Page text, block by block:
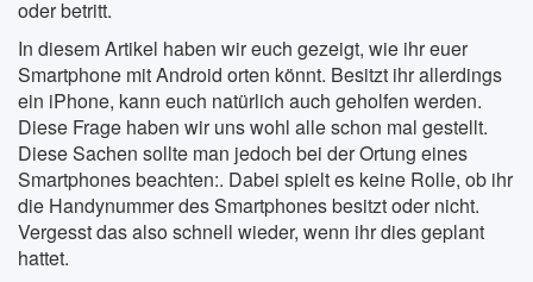
oder betritt.
In diesem Artikel haben wir euch gezeigt, wie ihr euer
Smartphone mit Android orten könnt. Besitzt ihr allerdings
ein iPhone, kann euch natürlich auch geholfen werden.
Diese Frage haben wir uns wohl alle schon mal gestellt.
Diese Sachen sollte man jedoch bei der Ortung eines
Smartphones beachten:. Dabei spielt es keine Rolle, ob ihr
die Handynummer des Smartphones besitzt oder nicht.
Vergesst das also schnell wieder, wenn ihr dies geplant
hattet.